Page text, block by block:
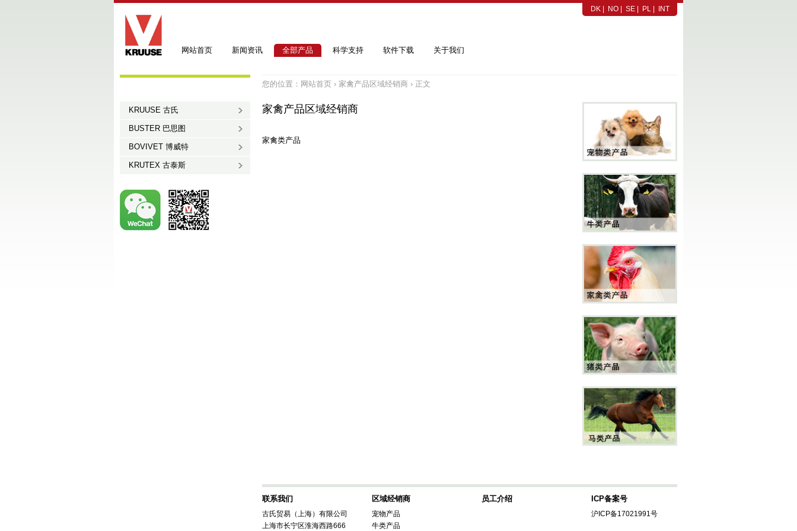
DK| NO| SE| PL| INT
网站首页 新闻资讯 全部产品 科学支持 软件下载 关于我们
KRUUSE 古氏
BUSTER 巴思图
BOVIVET 博威特
KRUTEX 古泰斯
您的位置： 网站首页 › 家禽产品区域经销商 › 正文
家禽产品区域经销商
家禽类产品
联系我们
古氏贸易（上海）有限公司
上海市长宁区淮海西路666
区域经销商
宠物产品
牛类产品
员工介绍 ICP备案号
沪ICP备17021991号